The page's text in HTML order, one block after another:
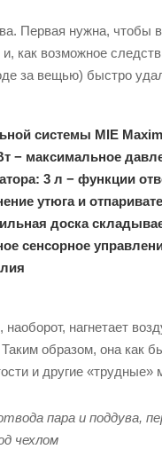
Первая нужна, чтобы
как возможное
за вещью) быстро
системы MIE
− максимальное
3 л − функции
утюга и
доска
сенсорное
нагнетает
образом, она как
и другие «трудные»
пара и поддува,
чехлом